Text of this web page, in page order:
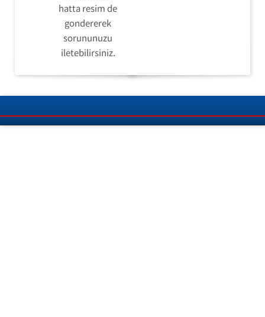
hatta resim de
gondererek
sorununuzu
iletebilirsiniz.